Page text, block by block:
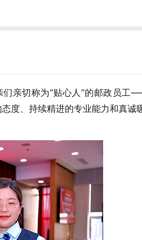
亲切称为“贴心人”的邮政员工
度、持续精进的专业能力和真诚